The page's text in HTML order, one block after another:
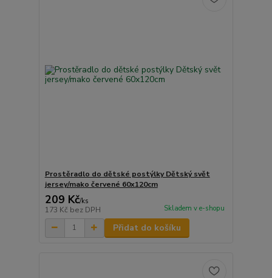
Prostěradlo do dětské postýlky Dětský svět
jersey/mako červené 60x120cm
209 Kč/ks
173 Kč bez DPH Skladem v e-shopu
Přidat do košíku